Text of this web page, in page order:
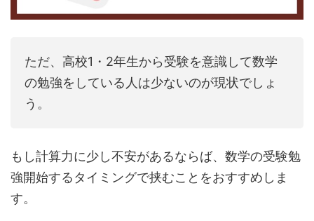
ただ、高校1・2年生から受験を意識して数学
の勉強をしている人は少ないのが現状でしょ
う。
もし計算力に少し不安があるならば、数学の受験勉
強開始するタイミングで挟むことをおすすめしま
す。